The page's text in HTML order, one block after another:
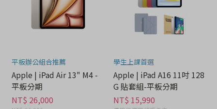
平板辦公組合推薦
Apple | iPad Air 13" M4 -
平板分期
NT$ 26,000
學生上課首選
Apple | iPad A16 11吋 128
G 貼套組-平板分期
NT$ 15,990